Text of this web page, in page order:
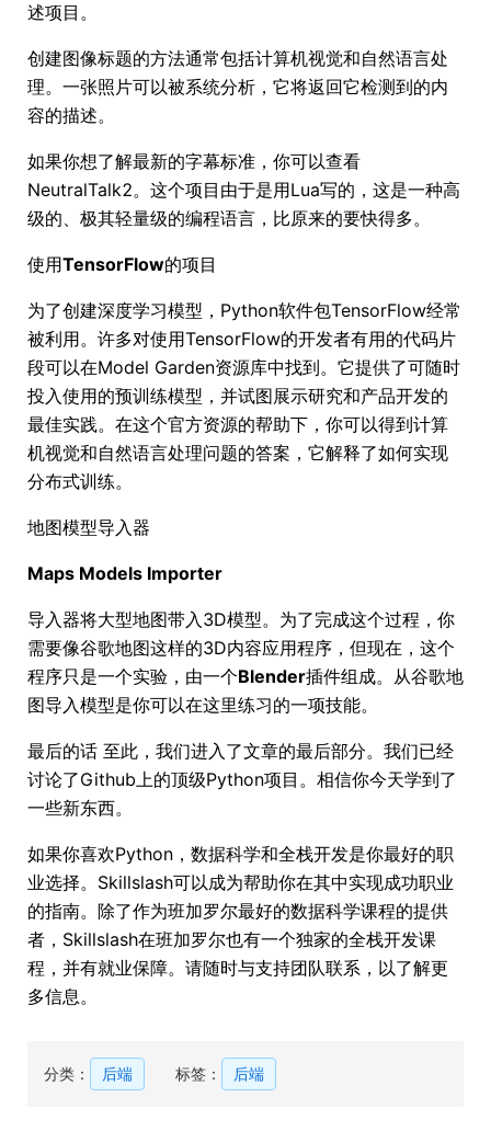
述项目。
创建图像标题的方法通常包括计算机视觉和自然语言处
理。一张照片可以被系统分析，它将返回它检测到的内
容的描述。
如果你想了解最新的字幕标准，你可以查看
NeutralTalk2。这个项目由于是用Lua写的，这是一种高
级的、极其轻量级的编程语言，比原来的要快得多。
使用TensorFlow的项目
为了创建深度学习模型，Python软件包TensorFlow经常
被利用。许多对使用TensorFlow的开发者有用的代码片
段可以在Model Garden资源库中找到。它提供了可随时
投入使用的预训练模型，并试图展示研究和产品开发的
最佳实践。在这个官方资源的帮助下，你可以得到计算
机视觉和自然语言处理问题的答案，它解释了如何实现
分布式训练。
地图模型导入器
Maps Models Importer
导入器将大型地图带入3D模型。为了完成这个过程，你
需要像谷歌地图这样的3D内容应用程序，但现在，这个
程序只是一个实验，由一个Blender插件组成。从谷歌地
图导入模型是你可以在这里练习的一项技能。
最后的话 至此，我们进入了文章的最后部分。我们已经
讨论了Github上的顶级Python项目。相信你今天学到了
一些新东西。
如果你喜欢Python，数据科学和全栈开发是你最好的职
业选择。Skillslash可以成为帮助你在其中实现成功职业
的指南。除了作为班加罗尔最好的数据科学课程的提供
者，Skillslash在班加罗尔也有一个独家的全栈开发课
程，并有就业保障。请随时与支持团队联系，以了解更
多信息。
分类： 后端 标签： 后端